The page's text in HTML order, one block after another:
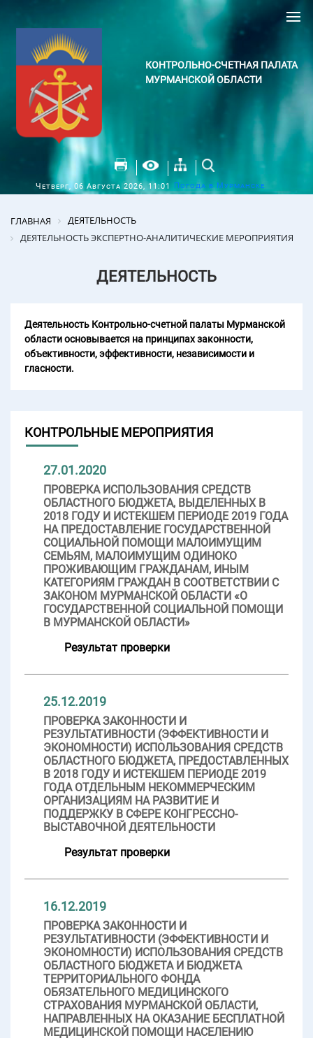
КОНТРОЛЬНО-СЧЕТНАЯ ПАЛАТА
МУРМАНСКОЙ ОБЛАСТИ
Четверг, 06 Августа 2026, 11:01 Погода в Мурманске
ГЛАВНАЯ
ДЕЯТЕЛЬНОСТЬ
ДЕЯТЕЛЬНОСТЬ ЭКСПЕРТНО-АНАЛИТИЧЕСКИЕ МЕРОПРИЯТИЯ
ДЕЯТЕЛЬНОСТЬ
Деятельность Контрольно-счетной палаты Мурманской
области основывается на принципах законности,
объективности, эффективности, независимости и
гласности.
КОНТРОЛЬНЫЕ МЕРОПРИЯТИЯ
27.01.2020
ПРОВЕРКА ИСПОЛЬЗОВАНИЯ СРЕДСТВ
ОБЛАСТНОГО БЮДЖЕТА, ВЫДЕЛЕННЫХ В
2018 ГОДУ И ИСТЕКШЕМ ПЕРИОДЕ 2019 ГОДА
НА ПРЕДОСТАВЛЕНИЕ ГОСУДАРСТВЕННОЙ
СОЦИАЛЬНОЙ ПОМОЩИ МАЛОИМУЩИМ
СЕМЬЯМ, МАЛОИМУЩИМ ОДИНОКО
ПРОЖИВАЮЩИМ ГРАЖДАНАМ, ИНЫМ
КАТЕГОРИЯМ ГРАЖДАН В СООТВЕТСТВИИ С
ЗАКОНОМ МУРМАНСКОЙ ОБЛАСТИ «О
ГОСУДАРСТВЕННОЙ СОЦИАЛЬНОЙ ПОМОЩИ
В МУРМАНСКОЙ ОБЛАСТИ»
Результат проверки
25.12.2019
ПРОВЕРКА ЗАКОННОСТИ И
РЕЗУЛЬТАТИВНОСТИ (ЭФФЕКТИВНОСТИ И
ЭКОНОМНОСТИ) ИСПОЛЬЗОВАНИЯ СРЕДСТВ
ОБЛАСТНОГО БЮДЖЕТА, ПРЕДОСТАВЛЕННЫХ
В 2018 ГОДУ И ИСТЕКШЕМ ПЕРИОДЕ 2019
ГОДА ОТДЕЛЬНЫМ НЕКОММЕРЧЕСКИМ
ОРГАНИЗАЦИЯМ НА РАЗВИТИЕ И
ПОДДЕРЖКУ В СФЕРЕ КОНГРЕССНО-
ВЫСТАВОЧНОЙ ДЕЯТЕЛЬНОСТИ
Результат проверки
16.12.2019
ПРОВЕРКА ЗАКОННОСТИ И
РЕЗУЛЬТАТИВНОСТИ (ЭФФЕКТИВНОСТИ И
ЭКОНОМНОСТИ) ИСПОЛЬЗОВАНИЯ СРЕДСТВ
ОБЛАСТНОГО БЮДЖЕТА И БЮДЖЕТА
ТЕРРИТОРИАЛЬНОГО ФОНДА
ОБЯЗАТЕЛЬНОГО МЕДИЦИНСКОГО
СТРАХОВАНИЯ МУРМАНСКОЙ ОБЛАСТИ,
НАПРАВЛЕННЫХ НА ОКАЗАНИЕ БЕСПЛАТНОЙ
МЕДИЦИНСКОЙ ПОМОЩИ НАСЕЛЕНИЮ